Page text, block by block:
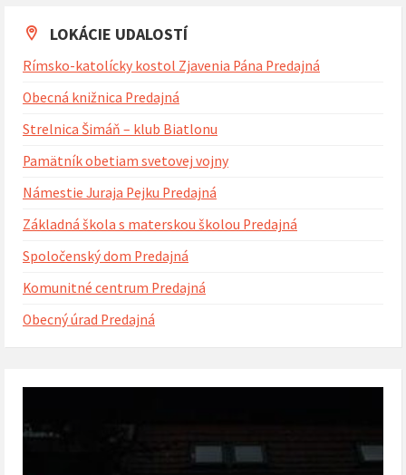
dni
LOKÁCIE UDALOSTÍ
Rímsko-katolícky kostol Zjavenia Pána Predajná
Obecná knižnica Predajná
Strelnica Šimáň – klub Biatlonu
Pamätník obetiam svetovej vojny
Námestie Juraja Pejku Predajná
Základná škola s materskou školou Predajná
Spoločenský dom Predajná
Komunitné centrum Predajná
Obecný úrad Predajná